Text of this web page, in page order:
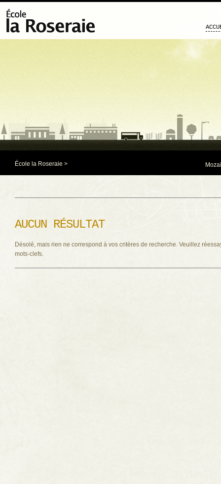
École la Roseraie >
AUCUN RÉSULTAT
Désolé, mais rien ne correspond à vos critères de recherche. Veuillez
mots-clefs.